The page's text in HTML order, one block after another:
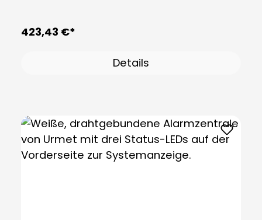
423,43 €*
Details